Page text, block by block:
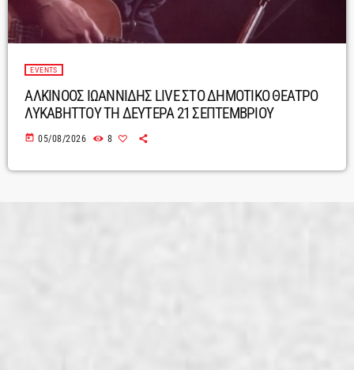
EVENTS
ΑΛΚΙΝΟΟΣ ΙΩΑΝΝΙΔΗΣ LIVE ΣΤΟ ΔΗΜΟΤΙΚΟ ΘΕΑΤΡΟ
ΛΥΚΑΒΗΤΤΟΥ ΤΗ ΔΕΥΤΕΡΑ 21 ΣΕΠΤΕΜΒΡΙΟΥ
today 05/08/2026 8